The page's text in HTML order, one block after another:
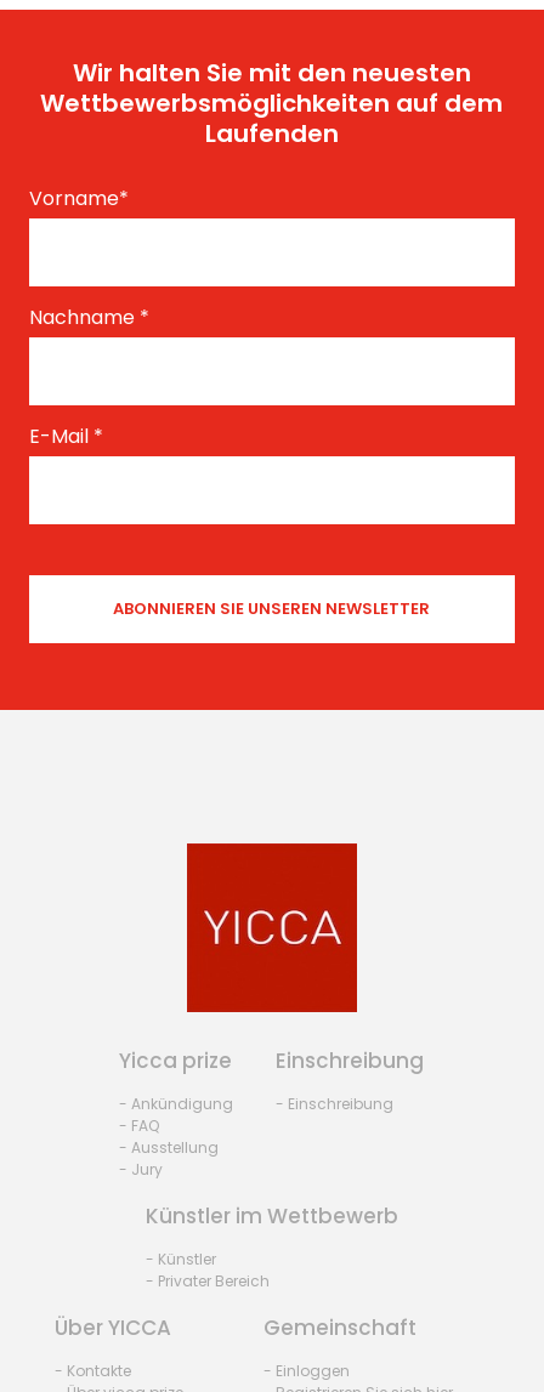
Wir halten Sie mit den neuesten
Wettbewerbsmöglichkeiten auf dem
Laufenden
Vorname*
Nachname *
E-Mail *
Yicca prize
- Ankündigung
- FAQ
- Ausstellung
- Jury
Einschreibung
- Einschreibung
Künstler im Wettbewerb
- Künstler
- Privater Bereich
Über YICCA
- Kontakte
Gemeinschaft
- Einloggen